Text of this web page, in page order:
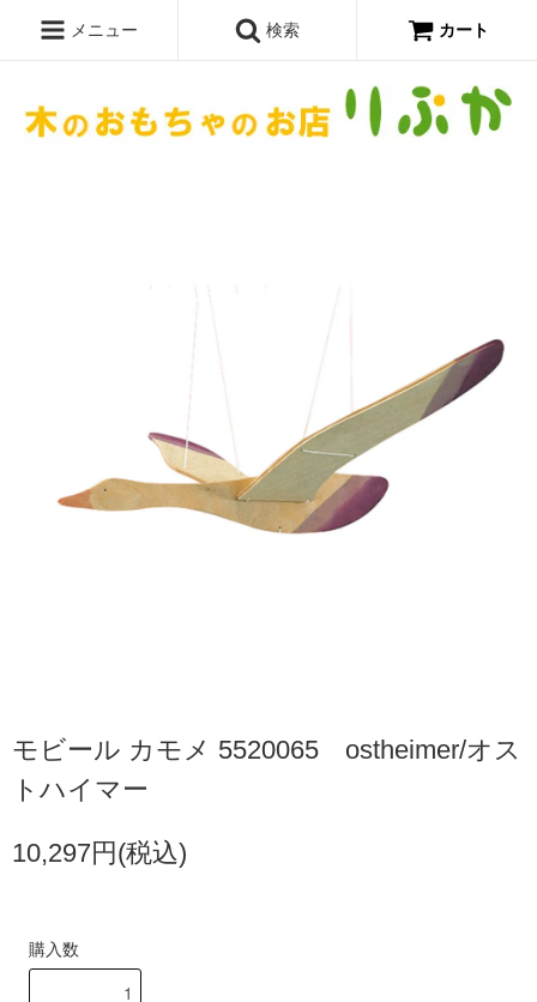
メニュー 検索 カート
モビール カモメ 5520065 ostheimer/オス
トハイマー
10,297円(税込)
購入数